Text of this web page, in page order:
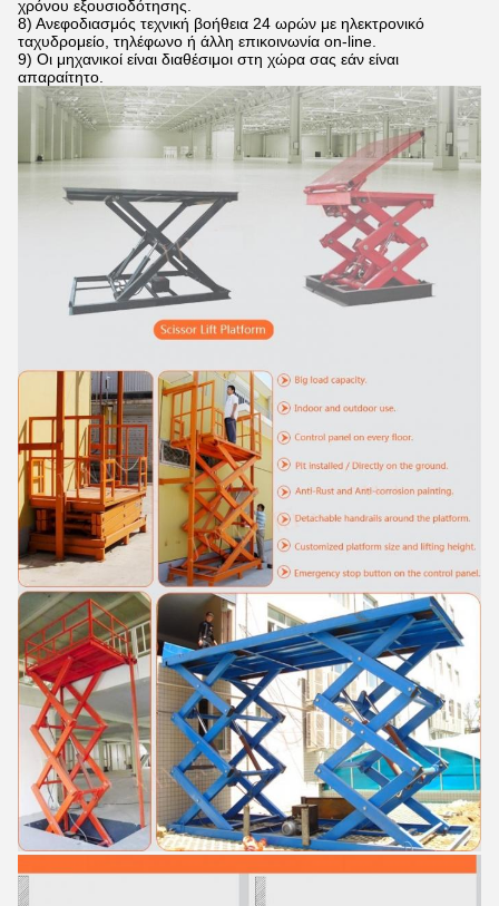
χρόνου εξουσιοδότησης.
8) Ανεφοδιασμός τεχνική βοήθεια 24 ωρών με ηλεκτρονικό
ταχυδρομείο, τηλέφωνο ή άλλη επικοινωνία on-line.
9) Οι μηχανικοί είναι διαθέσιμοι στη χώρα σας εάν είναι
απαραίτητο.